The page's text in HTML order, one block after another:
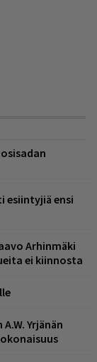
esiintyjiä ensi
Arhinmäki
ei kiinnosta
Yrjänän